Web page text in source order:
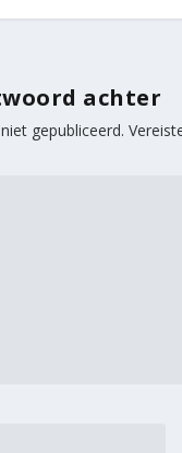
achter
gepubliceerd.